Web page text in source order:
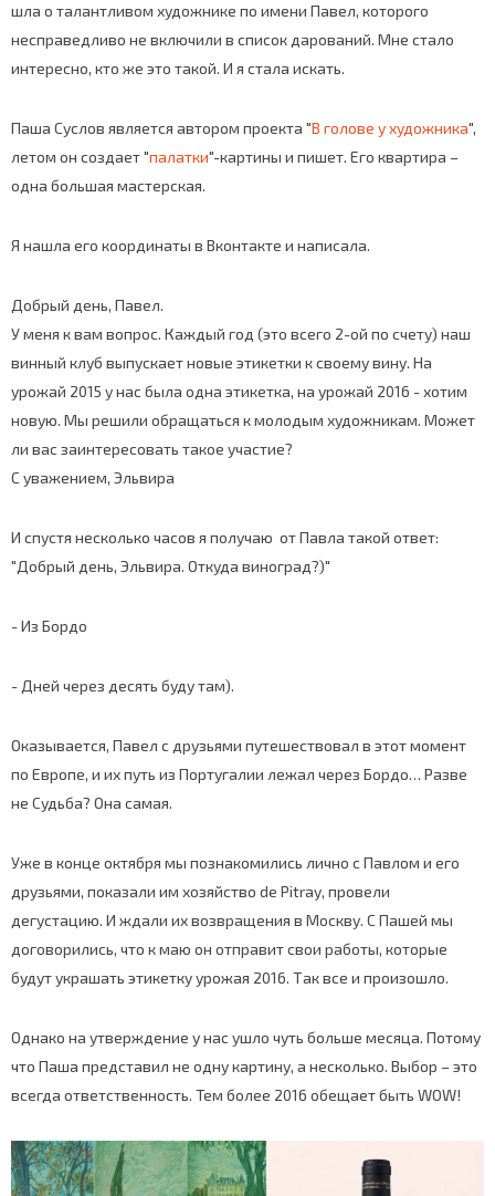
шла о талантливом художнике по имени Павел, которого
несправедливо не включили в список дарований. Мне стало
интересно, кто же это такой. И я стала искать.
Паша Суслов является автором проекта "В голове у художника",
летом он создает "палатки"-картины и пишет. Его квартира –
одна большая мастерская.
Я нашла его координаты в Вконтакте и написала.
Добрый день, Павел.
У меня к вам вопрос. Каждый год (это всего 2-ой по счету) наш
винный клуб выпускает новые этикетки к своему вину. На
урожай 2015 у нас была одна этикетка, на урожай 2016 - хотим
новую. Мы решили обращаться к молодым художникам. Может
ли вас заинтересовать такое участие?
С уважением, Эльвира
И спустя несколько часов я получаю от Павла такой ответ:
"Добрый день, Эльвира. Откуда виноград?)"
- Из Бордо
- Дней через десять буду там).
Оказывается, Павел с друзьями путешествовал в этот момент
по Европе, и их путь из Португалии лежал через Бордо… Разве
не Судьба? Она самая.
Уже в конце октября мы познакомились лично с Павлом и его
друзьями, показали им хозяйство de Pitray, провели
дегустацию. И ждали их возвращения в Москву. С Пашей мы
договорились, что к маю он отправит свои работы, которые
будут украшать этикетку урожая 2016. Так все и произошло.
Однако на утверждение у нас ушло чуть больше месяца. Потому
что Паша представил не одну картину, а несколько. Выбор – это
всегда ответственность. Тем более 2016 обещает быть WOW!